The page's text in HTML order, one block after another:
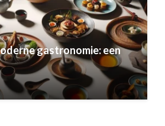
gastronomie: een